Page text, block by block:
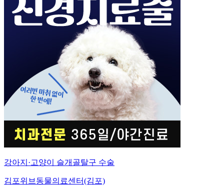
강아지·고양이 슬개골탈구 수술
김포위브동물의료센터(김포)